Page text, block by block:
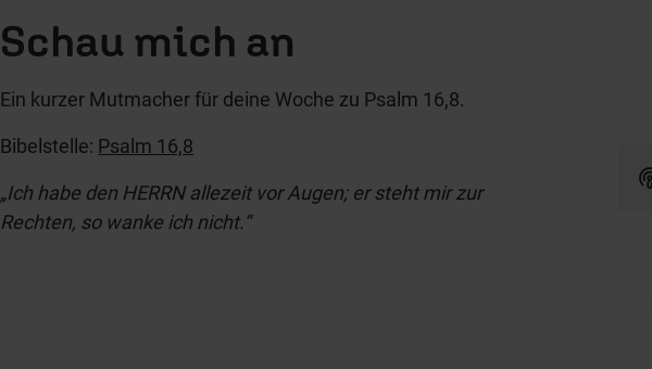
Schau mich an
Ein kurzer Mutmacher für deine Woche zu Psalm 16,8.
Bibelstelle: Psalm 16,8
„Ich habe den HERRN allezeit vor Augen; er steht mir zur
Rechten, so wanke ich nicht.“